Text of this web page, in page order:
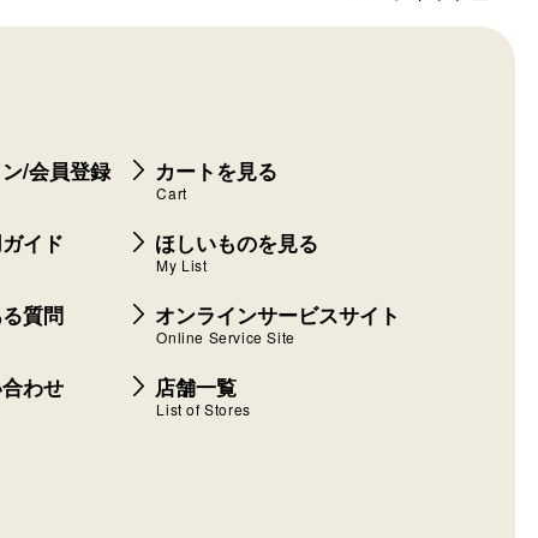
/会員登録 カートを見る
Cart
イド ほしいものを見る
My List
質問 オンラインサービスサイト
Online Service Site
わせ 店舗一覧
List of Stores